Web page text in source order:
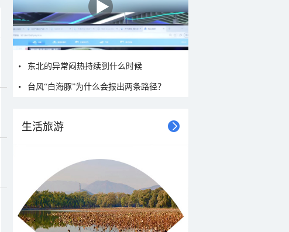
东北的异常闷热持续到什么时候
台风“白海豚”为什么会报出两条路径？
生活旅游